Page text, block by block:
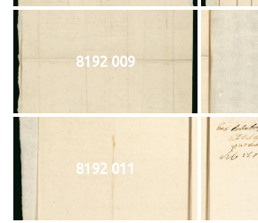
8192 009
8192 011